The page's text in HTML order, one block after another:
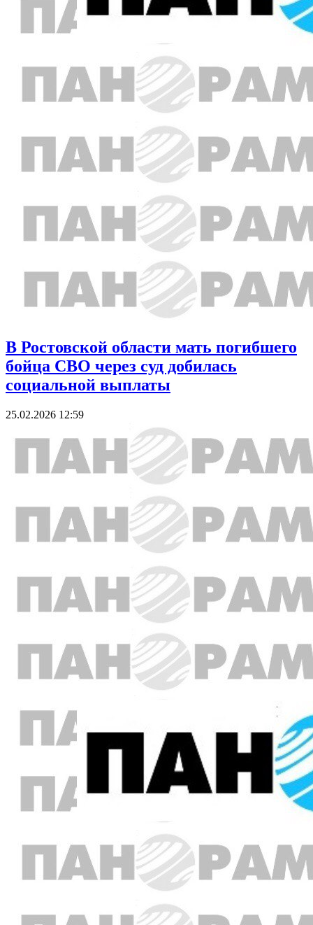
В Ростовской области мать погибшего
бойца СВО через суд добилась
социальной выплаты
25.02.2026 12:59